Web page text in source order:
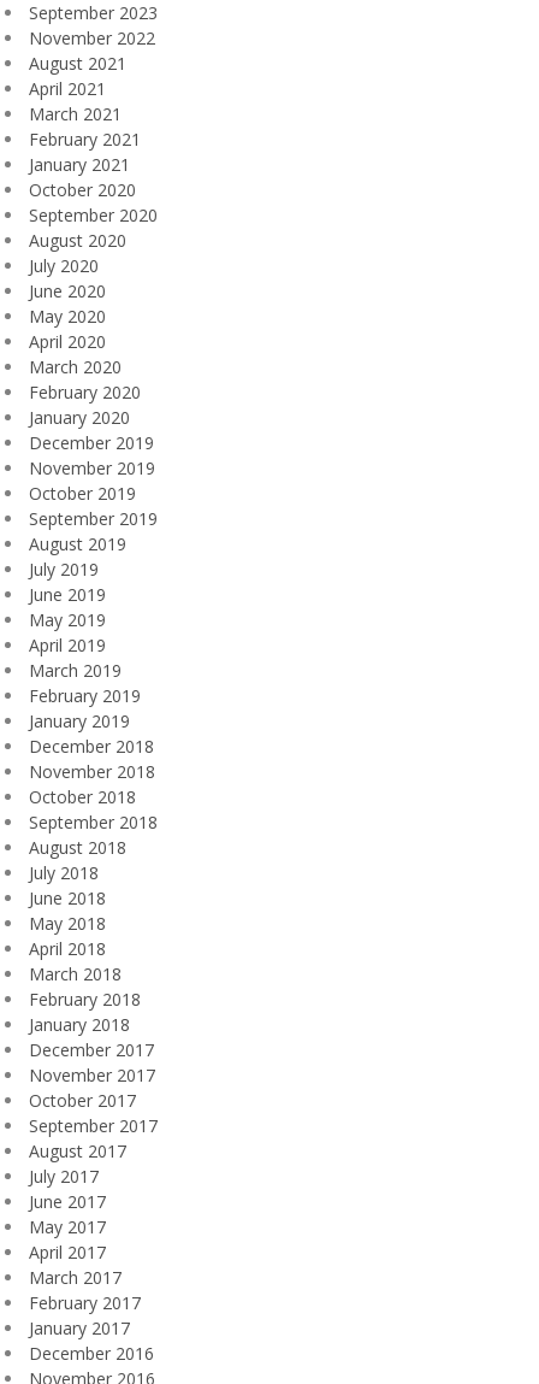
September 2023
November 2022
August 2021
April 2021
March 2021
February 2021
January 2021
October 2020
September 2020
August 2020
July 2020
June 2020
May 2020
April 2020
March 2020
February 2020
January 2020
December 2019
November 2019
October 2019
September 2019
August 2019
July 2019
June 2019
May 2019
April 2019
March 2019
February 2019
January 2019
December 2018
November 2018
October 2018
September 2018
August 2018
July 2018
June 2018
May 2018
April 2018
March 2018
February 2018
January 2018
December 2017
November 2017
October 2017
September 2017
August 2017
July 2017
June 2017
May 2017
April 2017
March 2017
February 2017
January 2017
December 2016
November 2016